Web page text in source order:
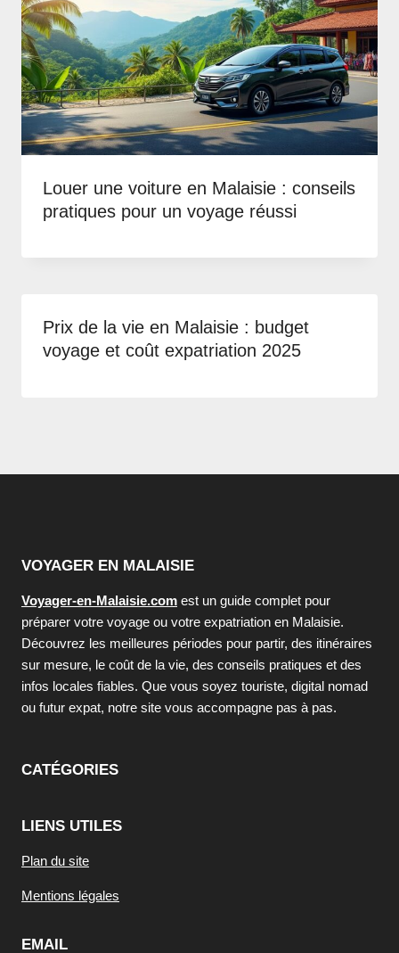
Louer une voiture en Malaisie : conseils
pratiques pour un voyage réussi
Prix de la vie en Malaisie : budget
voyage et coût expatriation 2025
VOYAGER EN MALAISIE
Voyager-en-Malaisie.com est un guide complet pour
préparer votre voyage ou votre expatriation en Malaisie.
Découvrez les meilleures périodes pour partir, des itinéraires
sur mesure, le coût de la vie, des conseils pratiques et des
infos locales fiables. Que vous soyez touriste, digital nomad
ou futur expat, notre site vous accompagne pas à pas.
CATÉGORIES
LIENS UTILES
Plan du site
Mentions légales
EMAIL